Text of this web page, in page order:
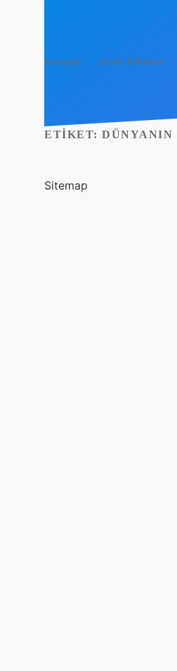
Anasayfa Gizlilik Politikası
ETIKET: DÜNYANIN
Sitemap